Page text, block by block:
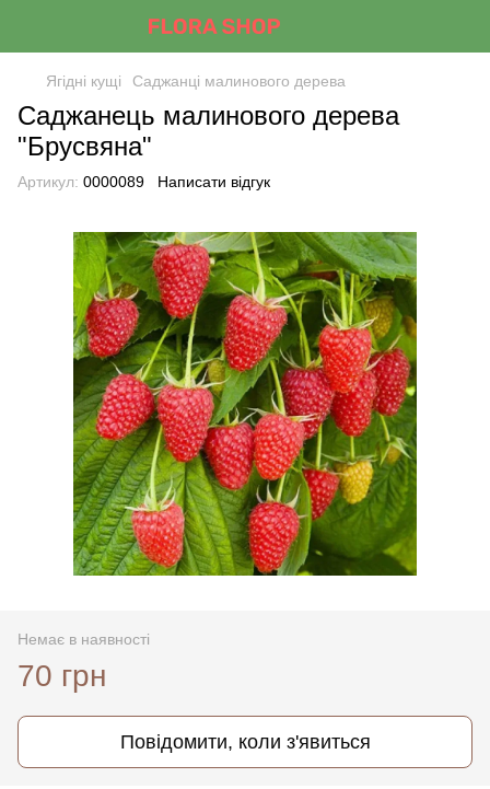
Ягідні кущі Саджанці малинового дерева
Саджанець малинового дерева
"Брусвяна"
Артикул: 0000089 Написати відгук
Немає в наявності
70 грн
Повідомити, коли з'явиться